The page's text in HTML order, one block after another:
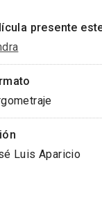
presente
Luis Aparicio